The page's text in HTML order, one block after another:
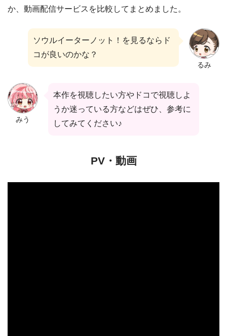
か、動画配信サービスを比較してまとめました。
るみ
ソウルイーターノット！を見るならド
コが良いのかな？
みう
本作を視聴したい方やドコで視聴しよ
うか迷っている方などはぜひ、参考に
してみてください♪
PV・動画